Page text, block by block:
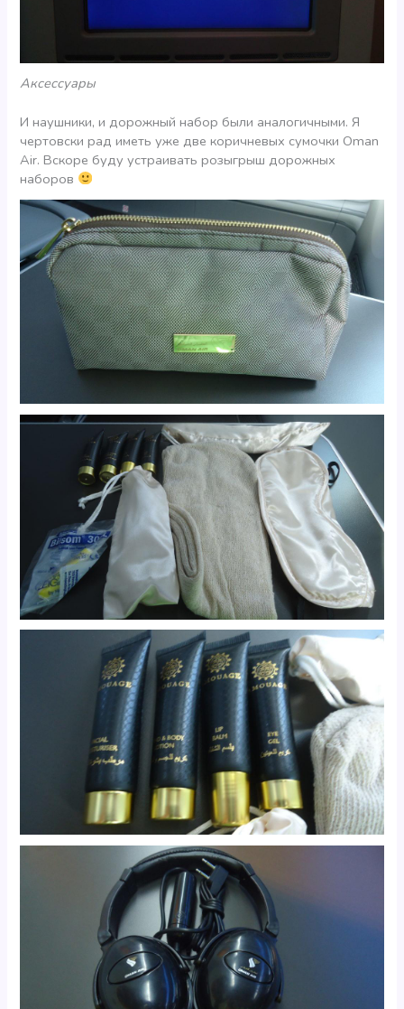
Аксессуары
И наушники, и дорожный набор были аналогичными. Я
чертовски рад иметь уже две коричневых сумочки Oman
Air. Вскоре буду устраивать розыгрыш дорожных
наборов